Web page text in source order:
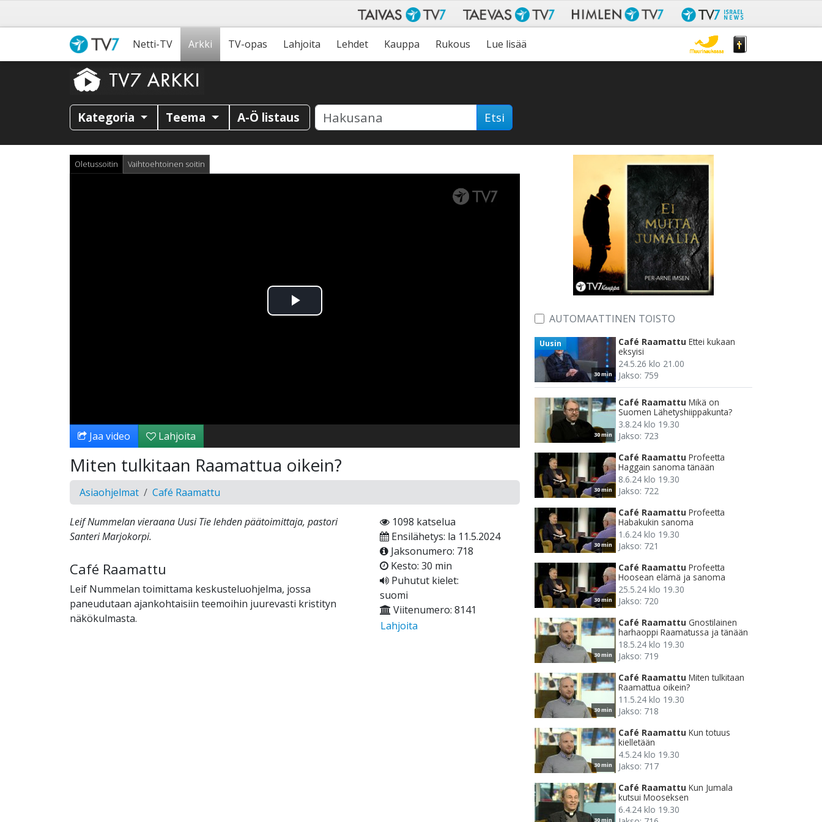
Netti-TV Arkki TV-opas Lahjoita Lehdet Kauppa Rukous Lue lisää
Kategoria Teema A-Ö listaus Etsi
Oletussoitin Vaihtoehtoinen soitin
Toista
Jaa video Lahjoita
Miten tulkitaan Raamattua oikein?
Asiaohjelmat Café Raamattu
Leif Nummelan vieraana Uusi Tie lehden päätoimittaja, pastori
Santeri Marjokorpi.
Café Raamattu
Leif Nummelan toimittama keskusteluohjelma, jossa
paneudutaan ajankohtaisiin teemoihin juurevasti kristityn
näkökulmasta.
1098 katselua
Ensilähetys: la 11.5.2024
Jaksonumero: 718
Kesto: 30 min
Puhutut kielet:
suomi
Viitenumero: 8141
Lahjoita
AUTOMAATTINEN TOISTO
30 min
Uusin Café Raamattu Ettei kukaan
eksyisi
24.5.26 klo 21.00
Jakso: 759
30 min
Café Raamattu Mikä on
Suomen Lähetyshiippakunta?
3.8.24 klo 19.30
Jakso: 723
30 min
Café Raamattu Profeetta
Haggain sanoma tänään
8.6.24 klo 19.30
Jakso: 722
30 min
Café Raamattu Profeetta
Habakukin sanoma
1.6.24 klo 19.30
Jakso: 721
30 min
Café Raamattu Profeetta
Hoosean elämä ja sanoma
25.5.24 klo 19.30
Jakso: 720
30 min
Café Raamattu Gnostilainen
harhaoppi Raamatussa ja tänään
18.5.24 klo 19.30
Jakso: 719
30 min
Café Raamattu Miten tulkitaan
Raamattua oikein?
11.5.24 klo 19.30
Jakso: 718
30 min
Café Raamattu Kun totuus
kielletään
4.5.24 klo 19.30
Jakso: 717
30 min
Café Raamattu Kun Jumala
kutsui Mooseksen
6.4.24 klo 19.30